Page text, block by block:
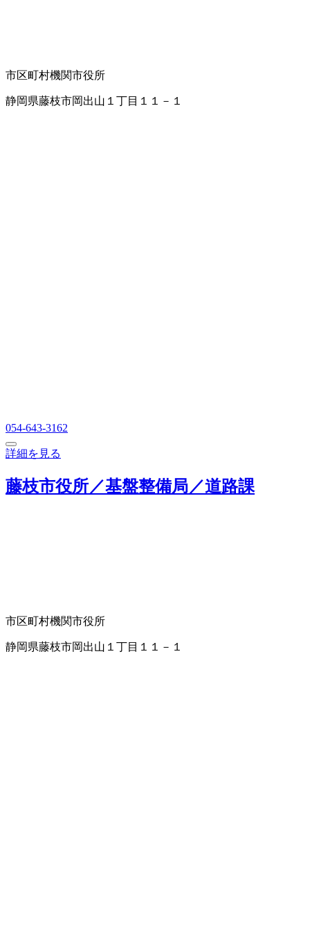
市区町村機関市役所
静岡県藤枝市岡出山１丁目１１－１
054-643-3162
詳細を見る
藤枝市役所／基盤整備局／道路課
市区町村機関市役所
静岡県藤枝市岡出山１丁目１１－１